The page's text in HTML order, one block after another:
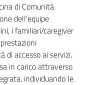
di Comunità
dell’equipe
i familiari/caregiver
di accesso ai servizi,
in carico attraverso
individuando le